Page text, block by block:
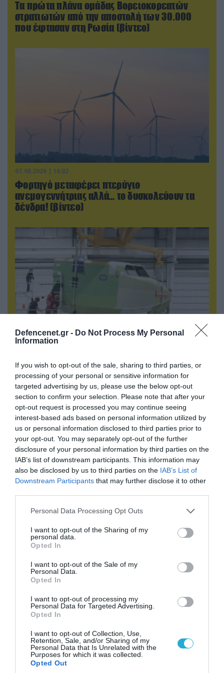
Defencenet.gr - Do Not Process My Personal
Information
If you wish to opt-out of the sale, sharing to third parties, or
processing of your personal or sensitive information for
targeted advertising by us, please use the below opt-out
section to confirm your selection. Please note that after your
opt-out request is processed you may continue seeing
interest-based ads based on personal information utilized by
us or personal information disclosed to third parties prior to
your opt-out. You may separately opt-out of the further
disclosure of your personal information by third parties on the
IAB’s list of downstream participants. This information may
also be disclosed by us to third parties on the IAB’s List of
Downstream Participants that may further disclose it to other
Please note that this website/app uses one or more Google
not limited to your visit or usage behaviour. You may click to
grant or deny consent to Google and its third-party tags to
use your data for below specified purposes in below Google
consent section.
Personal Data Processing Opt Outs
I want to opt-out of the Sharing of my
personal data.
Opted In
I want to opt-out of the Sale of my
Personal Data.
Opted In
I want to opt-out of processing my
Personal Data for Targeted Advertising.
Opted In
I want to opt-out of Collection, Use,
Retention, Sale, and/or Sharing of my
Personal Data that Is Unrelated with the
Purposes for which it was collected.
Opted Out
Τα πρώτα πλάνα ομάδας Βορειοκορεατών
στρατιωτών από την αποστολή των 30.000
που έφτασαν στη Ρωσία (βίντεο)
07.08.2026 | 16:02
Φορτηγό μεταφέρει πτερύγιο
ανεμογεννήτριας αλλά… το δυσκολεύουν τα
δένδρα! (βίντεο)
Κ.Τσίγκας για νέα Canadair DHC-515: «Θα
πετούν τη νύχτα αλλά δεν θα πραγματοποιούν
ρίψεις νερού»
08.08.2026 | 14:02
Η Τουρκία πουλάει στην Ουκρανία όλο το
και ΑΤΑCMS